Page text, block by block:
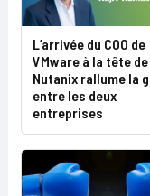
L’arrivée du COO de
VMware à la tête de
Nutanix rallume la
entre les deux
entreprises